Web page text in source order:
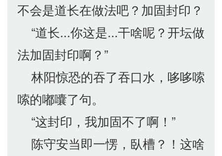
不会是道长在做法吧？加固封印？
“道长...你这是...干啥呢？开坛做
法加固封印啊？”
林阳惊恐的吞了吞口水，哆哆嗦
嗦的嘟囔了句。
“这封印，我加固不了啊！”
陈守安当即一愣，臥槽？！这啥